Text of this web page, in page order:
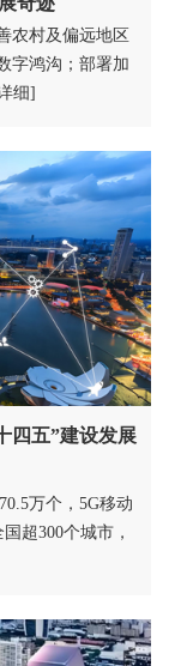
农村及偏远地区
字鸿沟；部署加
细]
四五”建设发展
万个，5G移动
超300个城市，